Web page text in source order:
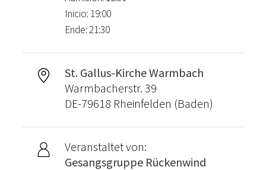
Inicio: 19:00
Ende: 21:30
St. Gallus-Kirche Warmbach
Warmbacherstr. 39
DE-79618 Rheinfelden (Baden)
Veranstaltet von:
Gesangsgruppe Rückenwind